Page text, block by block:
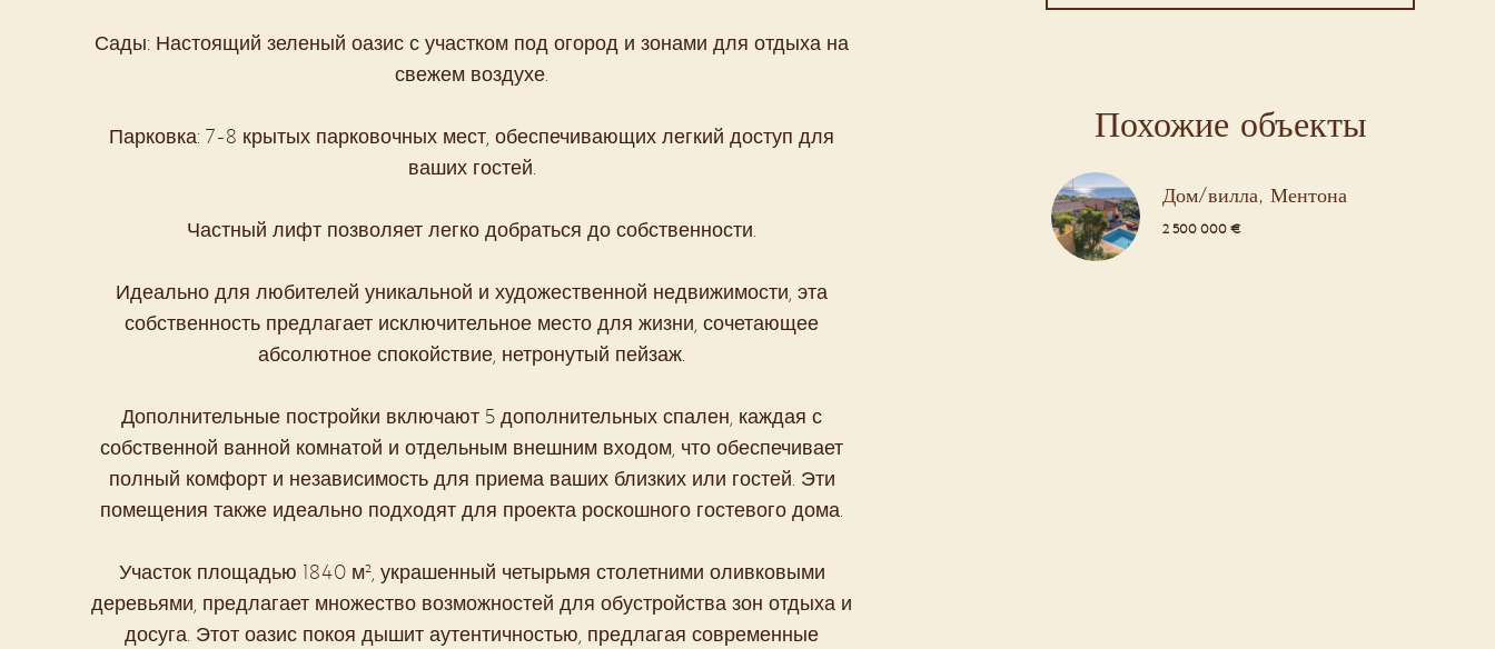
Сады: Настоящий зеленый оазис с участком под огород и зонами для отдыха на
свежем воздухе.
Парковка: 7-8 крытых парковочных мест, обеспечивающих легкий доступ для
ваших гостей.
Частный лифт позволяет легко добраться до собственности.
Идеально для любителей уникальной и художественной недвижимости, эта
собственность предлагает исключительное место для жизни, сочетающее
абсолютное спокойствие, нетронутый пейзаж.
Дополнительные постройки включают 5 дополнительных спален, каждая с
собственной ванной комнатой и отдельным внешним входом, что обеспечивает
полный комфорт и независимость для приема ваших близких или гостей. Эти
помещения также идеально подходят для проекта роскошного гостевого дома.
Участок площадью 1840 м², украшенный четырьмя столетними оливковыми
деревьями, предлагает множество возможностей для обустройства зон отдыха и
досуга. Этот оазис покоя дышит аутентичностью, предлагая современные
Похожие объекты
Дом/вилла, Ментона
2 500 000 €